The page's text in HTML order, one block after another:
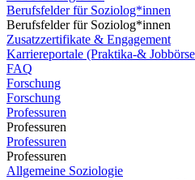
Berufsfelder für Soziolog*innen
Berufsfelder für Soziolog*innen
Zusatzzertifikate & Engagement
Karriereportale (Praktika-&
FAQ
Forschung
Forschung
Professuren
Professuren
Professuren
Professuren
Allgemeine Soziologie